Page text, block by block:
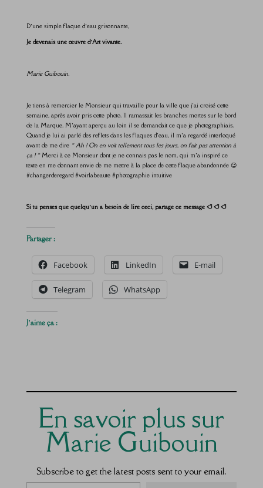
D’une simple flaque d’eau grisonnante,
Je devenais une œuvre d’Art vivante.
Marie Guibouin.
Je tiens à remercier le Monsieur qui travaille pour la ville que j’ai croisé cette
semaine, après avoir pris cette photo. Il ramassait les branches mortes sur le bord
de la Marque. M’ayant aperçu au loin il se demandait ce que je photographiais.
Quand je lui ai parlé des reflets dans les flaques d’eau, il m’a regardé interloqué
avant de me dire « Ah ! On en voit tellement tous les jours, on fait pas attention à
ça ! »Merci à ce Monsieur dont je ne connais pas le nom, qui m’a inspiré ce
texte en me donnant envie de me mettre à la place de cette flaque abandonnée 😉
#changerderegard #voirlabeaute #photographie intuitive
Si tu penses que quelqu’un a besoin de lire ceci, partage ce message <3 <3 <3
Partager :
Facebook LinkedIn E-mail
Telegram WhatsApp
J’aime ça :
En savoir plus sur
Marie Guibouin
Subscribe to get the latest posts sent to your email.
Saisissez votre adresse e-mail…